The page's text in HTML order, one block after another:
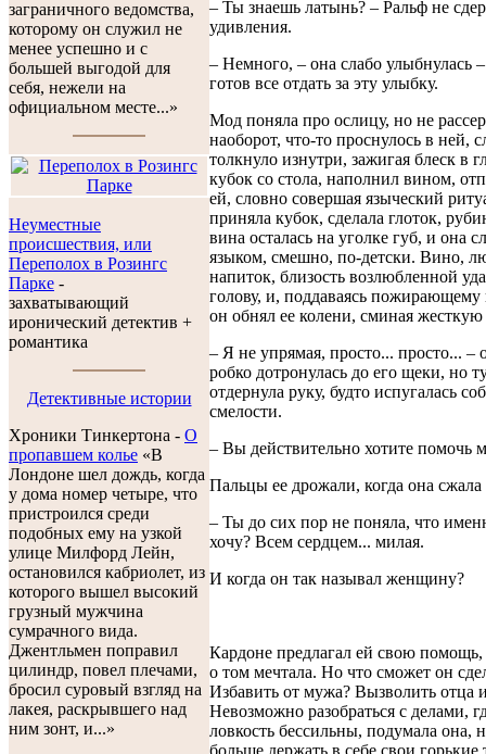
заграничного ведомства,
которому он служил не
менее успешно и с
большей выгодой для
себя, нежели на
официальном месте...»
Неуместные
происшествия, или
Переполох в Розингс
Парке -
захватывающий
иронический детектив +
романтика
Детективные истории
Хроники Тинкертона - O
пропавшем колье «В
Лондоне шел дождь, когда
у дома номер четыре, что
пристроился среди
подобных ему на узкой
улице Милфорд Лейн,
остановился кабриолет, из
которого вышел высокий
грузный мужчина
сумрачного вида.
Джентльмен поправил
цилиндр, повел плечами,
бросил суровый взгляд на
лакея, раскрывшего над
ним зонт, и...»
– Ты знаешь латынь? – Ральф не
удивления.
– Немного, – она слабо улыбнулась
готов все отдать за эту улыбку.
Мод поняла про ослицу, но не
наоборот, что-то проснулось в ней,
толкнуло изнутри, зажигая блеск в
кубок со стола, наполнил вином,
ей, словно совершая языческий
приняла кубок, сделала глоток,
вина осталась на уголке губ, и она
языком, смешно, по-детски. Вино,
напиток, близость возлюбленной
голову, и, поддаваясь
он обнял ее колени, сминая жесткую
– Я не упрямая, просто... просто... –
робко дотронулась до его щеки, но
отдернула руку, будто испугалась
смелости.
– Вы действительно хотите помочь
Пальцы ее дрожали, когда она сжала
– Ты до сих пор не поняла, что
хочу? Всем сердцем... милая.
И когда он так называл женщину?
Кардоне предлагал ей свою
о том мечтала. Но что сможет он
Избавить от мужа? Вызволить отца
Невозможно разобраться с делами,
ловкость бессильны, подумала она,
больше держать в себе свои горькие